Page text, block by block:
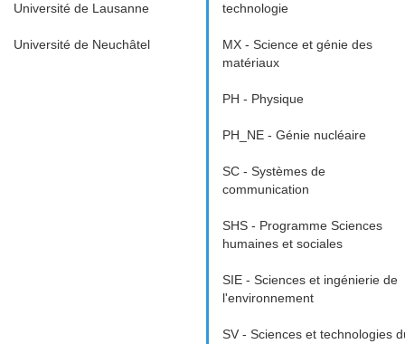
Université de Lausanne
Université de Neuchâtel
technologie
MX - Science et génie des
matériaux
PH - Physique
PH_NE - Génie nucléaire
SC - Systèmes de
communication
SHS - Programme Sciences
humaines et sociales
SIE - Sciences et ingénierie de
l'environnement
SV - Sciences et technologies